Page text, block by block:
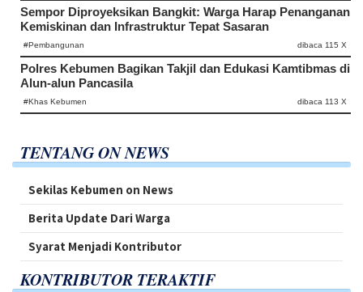
Sempor Diproyeksikan Bangkit: Warga Harap Penanganan
Kemiskinan dan Infrastruktur Tepat Sasaran
#Pembangunan dibaca 115 X
Polres Kebumen Bagikan Takjil dan Edukasi Kamtibmas di
Alun-alun Pancasila
#Khas Kebumen dibaca 113 X
TENTANG ON NEWS
Sekilas Kebumen on News
Berita Update Dari Warga
Syarat Menjadi Kontributor
KONTRIBUTOR TERAKTIF